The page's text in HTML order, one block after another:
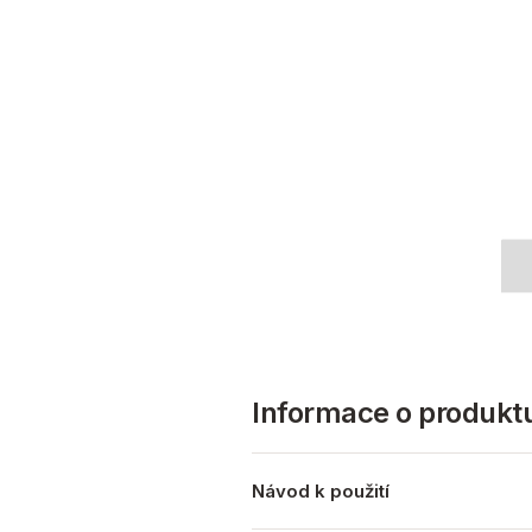
Informace o
Návod k použití